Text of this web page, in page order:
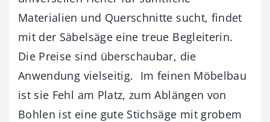
Materialien und Querschnitte sucht, findet
mit der Säbelsäge eine treue Begleiterin.
Die Preise sind überschaubar, die
Anwendung vielseitig. Im feinen Möbelbau
ist sie Fehl am Platz, zum Ablängen von
Bohlen ist eine gute Stichsäge mit grobem